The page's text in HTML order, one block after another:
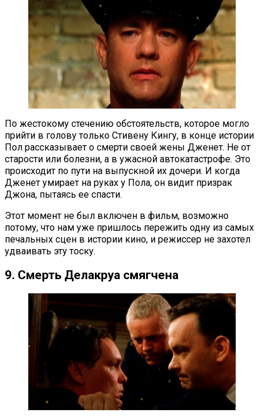
По жестокому стечению обстоятельств, которое могло
прийти в голову только Стивену Кингу, в конце истории
Пол рассказывает о смерти своей жены Дженет. Не от
старости или болезни, а в ужасной автокатастрофе. Это
происходит по пути на выпускной их дочери. И когда
Дженет умирает на руках у Пола, он видит призрак
Джона, пытаясь ее спасти.
Этот момент не был включен в фильм, возможно
потому, что нам уже пришлось пережить одну из самых
печальных сцен в истории кино, и режиссер не захотел
удваивать эту тоску.
9. Смерть Делакруа смягчена